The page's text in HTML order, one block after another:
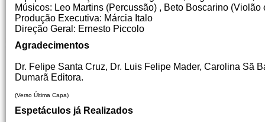
Músicos: Leo Martins (Percussão) , Beto Boscarino
Produção Executiva: Márcia Italo
Direção Geral: Ernesto Piccolo
Agradecimentos
Dr. Felipe Santa Cruz, Dr. Luis Felipe Mader, Carolina Sã
Dumarã Editora.
(Verso Última Capa)
Espetáculos já Realizados